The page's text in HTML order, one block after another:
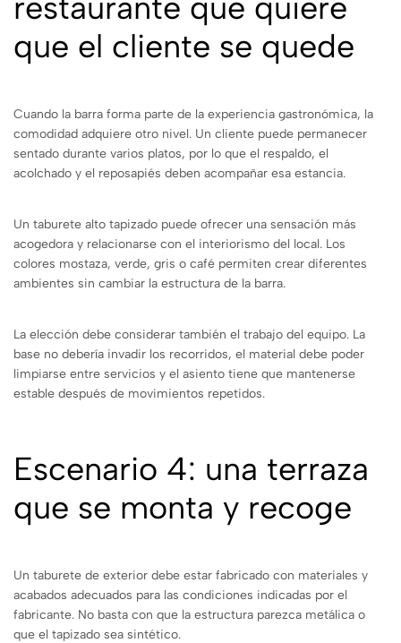
restaurante que quiere
que el cliente se quede
Cuando la barra forma parte de la experiencia gastronómica, la
comodidad adquiere otro nivel. Un cliente puede permanecer
sentado durante varios platos, por lo que el respaldo, el
acolchado y el reposapiés deben acompañar esa estancia.
Un taburete alto tapizado puede ofrecer una sensación más
acogedora y relacionarse con el interiorismo del local. Los
colores mostaza, verde, gris o café permiten crear diferentes
ambientes sin cambiar la estructura de la barra.
La elección debe considerar también el trabajo del equipo. La
base no debería invadir los recorridos, el material debe poder
limpiarse entre servicios y el asiento tiene que mantenerse
estable después de movimientos repetidos.
Escenario 4: una terraza
que se monta y recoge
Un taburete de exterior debe estar fabricado con materiales y
acabados adecuados para las condiciones indicadas por el
fabricante. No basta con que la estructura parezca metálica o
que el tapizado sea sintético.